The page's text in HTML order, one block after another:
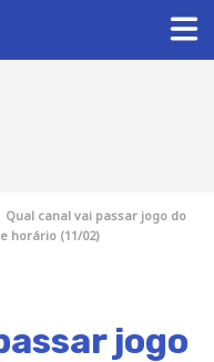
Qual canal vai passar jogo do
horário (11/02)
jogo